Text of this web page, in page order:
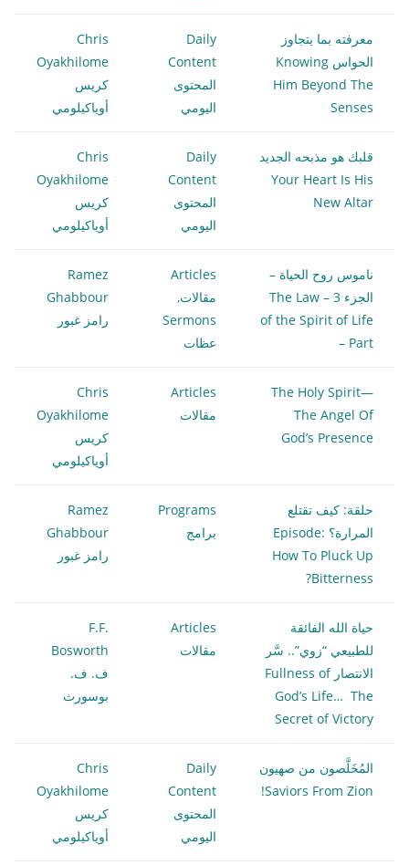
معرفته بما يتجاوز
الحواس Knowing
Him Beyond The
Senses
Daily
Content
المحتوى
اليومي
Chris
Oyakhilome
كريس
أوياكيلومي
قلبك هو مذبحه الجديد
Your Heart Is His
New Altar
Daily
Content
المحتوى
اليومي
Chris
Oyakhilome
كريس
أوياكيلومي
ناموس روح الحياة –
الجزء 3 – The Law
of the Spirit of Life
– Part
Articles
مقالات,
Sermons
عظات
Ramez
Ghabbour
رامز غبور
The Holy Spirit—
The Angel Of
God’s Presence
Articles
مقالات
Chris
Oyakhilome
كريس
أوياكيلومي
حلقة: كيف تقتلع
المرارة؟ Episode:
How To Pluck Up
Bitterness?
Programs
برامج
Ramez
Ghabbour
رامز غبور
حياة الله الفائقة
للطبيعي “زوي”.. سَّر
الانتصار Fullness of
God’s Life… The
Secret of Victory
Articles
مقالات
F.F.
Bosworth
ف. ف.
بوسورث
المُخَلَّصون من صهيون
Saviors From Zion!
Daily
Content
المحتوى
اليومي
Chris
Oyakhilome
كريس
أوياكيلومي